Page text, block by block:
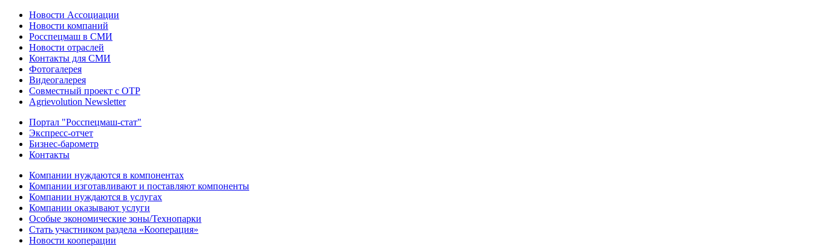
Новости Ассоциации
Новости компаний
Росспецмаш в СМИ
Новости отраслей
Контакты для СМИ
Фотогалерея
Видеогалерея
Совместный проект с ОТР
Agrievolution Newsletter
Портал "Росспецмаш-стат"
Экспресс-отчет
Бизнес-барометр
Контакты
Компании нуждаются в компонентах
Компании изготавливают и поставляют компоненты
Компании нуждаются в услугах
Компании оказывают услуги
Особые экономические зоны/Технопарки
Стать участником раздела «Кооперация»
Новости кооперации